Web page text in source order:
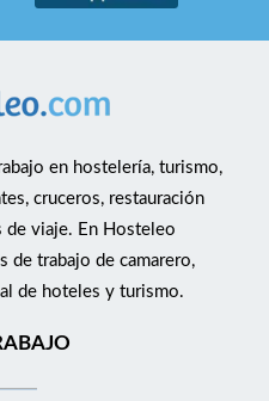
en hostelería, turismo,
cruceros, restauración
de viaje. En Hosteleo
de trabajo de camarero,
de hoteles y turismo.